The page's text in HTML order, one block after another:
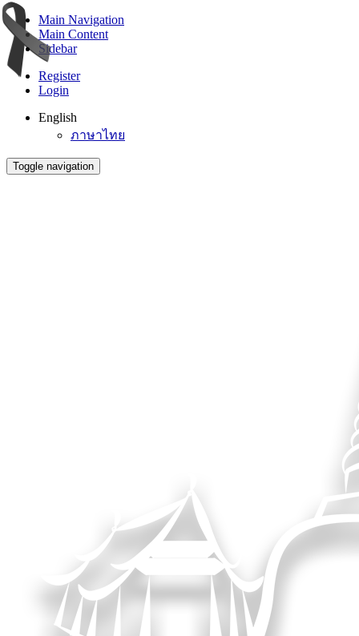
Main Navigation
Main Content
Sidebar
Register
Login
English
ภาษาไทย
Toggle navigation